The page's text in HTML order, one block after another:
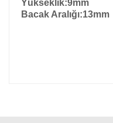
Yükseklik:9mm
Bacak Aralığı:13mm